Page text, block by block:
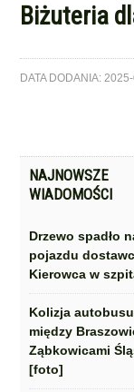
Biżuteria
DATA DODANIA:
NAJNOWSZE
WIADOMOŚCI
Drzewo spadło
pojazdu
Kierowca w
Kolizja
między
Ząbkowicami
[foto]